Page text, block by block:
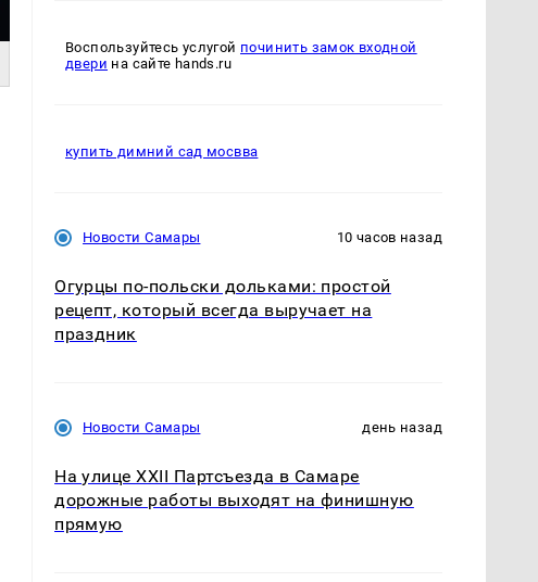
Воспользуйтесь услугой починить замок входной
двери на сайте hands.ru
купить димний сад мосвва
Новости Самары 10 часов назад
Огурцы по‑польски дольками: простой
рецепт, который всегда выручает на
праздник
Новости Самары день назад
На улице XXII Партсъезда в Самаре
дорожные работы выходят на финишную
прямую